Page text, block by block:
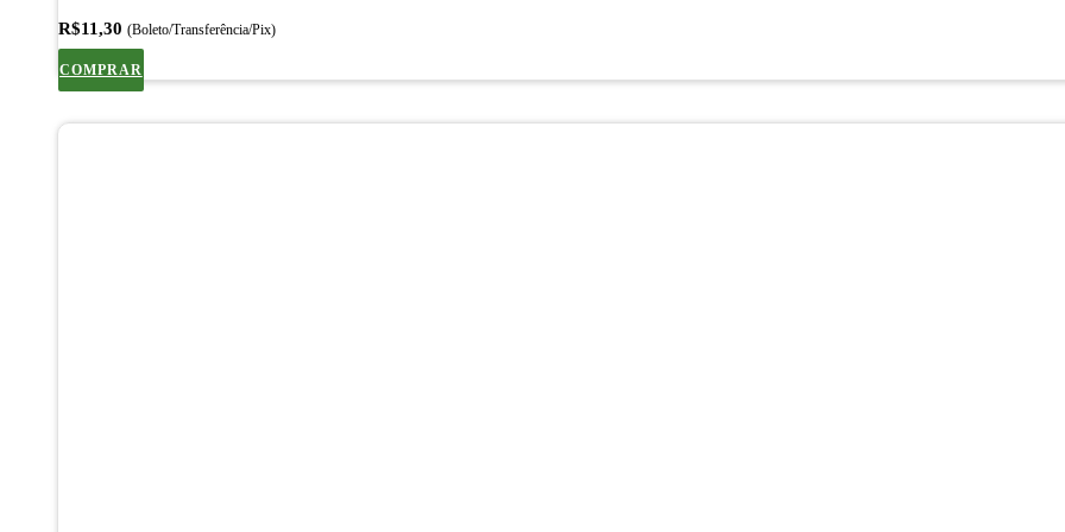
R$11,30 (Boleto/Transferência/Pix)
COMPRAR